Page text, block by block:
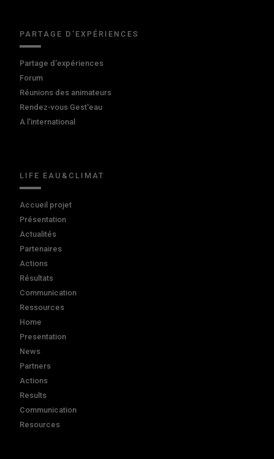
PARTAGE D'EXPÉRIENCES
Partage d'expériences
Forum
Réunions des animateurs
Rendez-vous Gest'eau
A l'international
LIFE EAU&CLIMAT
Accueil projet
Présentation
Actualités
Partenaires
Actions
Résultats
Communication
Ressources
Home
Presentation
News
Partners
Actions
Results
Communication
Resources